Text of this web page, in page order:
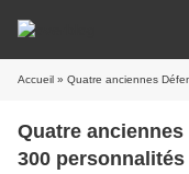
Accueil » Quatre anciennes Défenseures
Quatre
300